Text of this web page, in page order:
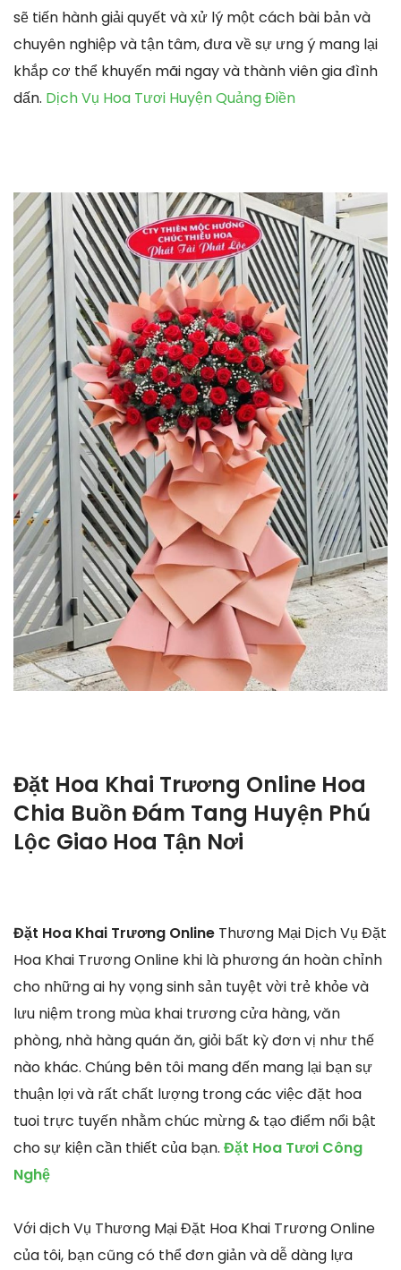
sẽ tiến hành giải quyết và xử lý một cách bài bản và
chuyên nghiệp và tận tâm, đưa về sự ưng ý mang lại
khắp cơ thể khuyến mãi ngay và thành viên gia đình
dấn. Dịch Vụ Hoa Tươi Huyện Quảng Điền
Đặt Hoa Khai Trương Online Hoa
Chia Buồn Đám Tang Huyện Phú
Lộc Giao Hoa Tận Nơi
Đặt Hoa Khai Trương Online Thương Mại Dịch Vụ Đặt
Hoa Khai Trương Online khi là phương án hoàn chỉnh
cho những ai hy vọng sinh sản tuyệt vời trẻ khỏe và
lưu niệm trong mùa khai trương cửa hàng, văn
phòng, nhà hàng quán ăn, giỏi bất kỳ đơn vị như thế
nào khác. Chúng bên tôi mang đến mang lại bạn sự
thuận lợi và rất chất lượng trong các việc đặt hoa
tuoi trực tuyến nhằm chúc mừng & tạo điểm nổi bật
cho sự kiện cần thiết của bạn. Đặt Hoa Tươi Công
Nghệ
Với dịch Vụ Thương Mại Đặt Hoa Khai Trương Online
của tôi, bạn cũng có thể đơn giản và dễ dàng lựa